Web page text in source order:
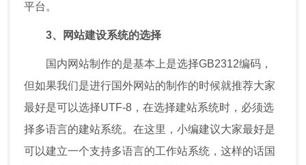
平台。
3、网站建设系统的选择
国内网站制作的是基本上是选择GB2312编码，
但如果我们是进行国外网站的制作的时候就推荐大家
最好是可以选择UTF-8，在选择建站系统时，必须选
择多语言的建站系统。在这里，小编建议大家最好是
可以建立一个支持多语言的工作站系统，这样的话国